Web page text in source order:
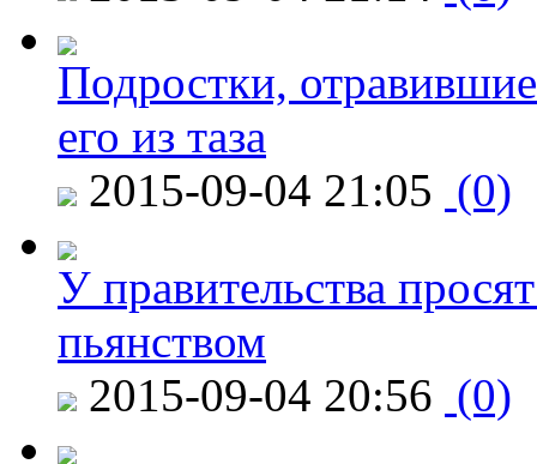
Подростки,
его из таза
2015-09-04 21:05 (0)
У правительства
пьянством
2015-09-04 20:56 (0)